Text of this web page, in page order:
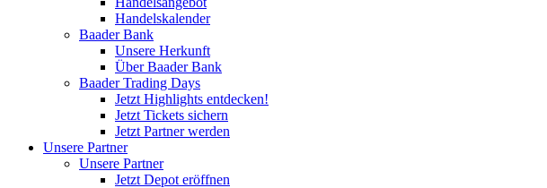
Handelskalender
Baader Bank
Unsere Herkunft
Über Baader Bank
Baader Trading Days
Jetzt Highlights entdecken!
Jetzt Tickets sichern
Jetzt Partner werden
Unsere Partner
Unsere Partner
Jetzt Depot eröffnen